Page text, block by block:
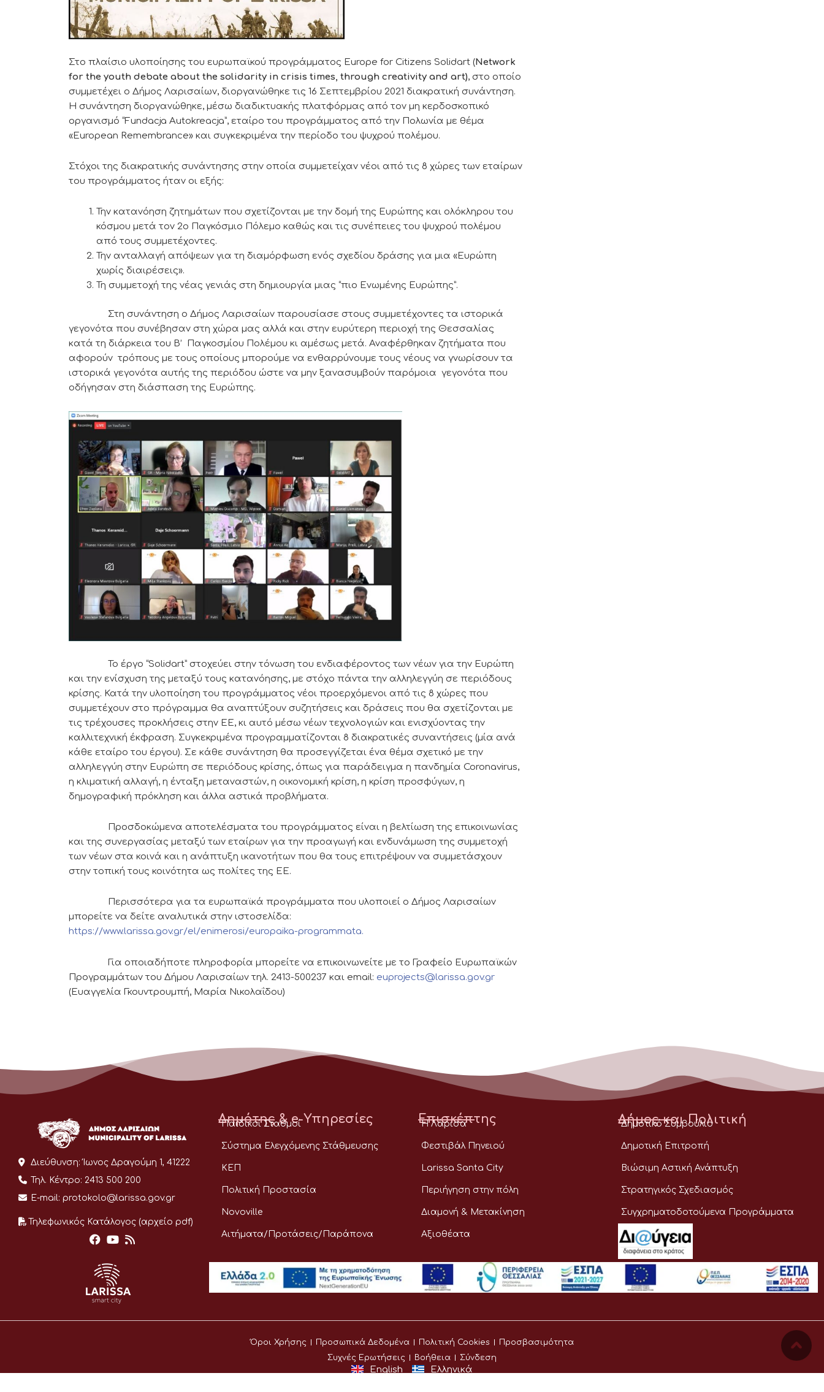
Στο πλαίσιο υλοποίησης του ευρωπαϊκού προγράμματος Europe for Citizens Solidart (Network
for the youth debate about the solidarity in crisis times, through creativity and art), στο οποίο
συμμετέχει ο Δήμος Λαρισαίων, διοργανώθηκε τις 16 Σεπτεμβρίου 2021 διακρατική συνάντηση.
Η συνάντηση διοργανώθηκε, μέσω διαδικτυακής πλατφόρμας από τον μη κερδοσκοπικό
οργανισμό “Fundacja Autokreacja”, εταίρο του προγράμματος από την Πολωνία με θέμα
«European Remembrance» και συγκεκριμένα την περίοδο του ψυχρού πολέμου.
Στόχοι της διακρατικής συνάντησης στην οποία συμμετείχαν νέοι από τις 8 χώρες των εταίρων
του προγράμματος ήταν οι εξής:
Την κατανόηση ζητημάτων που σχετίζονται με την δομή της Ευρώπης και ολόκληρου του
κόσμου μετά τον 2ο Παγκόσμιο Πόλεμο καθώς και τις συνέπειες του ψυχρού πολέμου
από τους συμμετέχοντες.
Την ανταλλαγή απόψεων για τη διαμόρφωση ενός σχεδίου δράσης για μια «Ευρώπη
χωρίς διαιρέσεις».
Τη συμμετοχή της νέας γενιάς στη δημιουργία μιας “πιο Ενωμένης Ευρώπης”.
Στη συνάντηση ο Δήμος Λαρισαίων παρουσίασε στους συμμετέχοντες τα ιστορικά
γεγονότα που συνέβησαν στη χώρα μας αλλά και στην ευρύτερη περιοχή της Θεσσαλίας
κατά τη διάρκεια του Β’ Παγκοσμίου Πολέμου κι αμέσως μετά. Αναφέρθηκαν ζητήματα που
αφορούν τρόπους με τους οποίους μπορούμε να ενθαρρύνουμε τους νέους να γνωρίσουν τα
ιστορικά γεγονότα αυτής της περιόδου ώστε να μην ξανασυμβούν παρόμοια γεγονότα που
οδήγησαν στη διάσπαση της Ευρώπης.
Το έργο “Solidart” στοχεύει στην τόνωση του ενδιαφέροντος των νέων για την Ευρώπη
και την ενίσχυση της μεταξύ τους κατανόησης, με στόχο πάντα την αλληλεγγύη σε περιόδους
κρίσης. Κατά την υλοποίηση του προγράμματος νέοι προερχόμενοι από τις 8 χώρες που
συμμετέχουν στο πρόγραμμα θα αναπτύξουν συζητήσεις και δράσεις που θα σχετίζονται με
τις τρέχουσες προκλήσεις στην ΕΕ, κι αυτό μέσω νέων τεχνολογιών και ενισχύοντας την
καλλιτεχνική έκφραση. Συγκεκριμένα προγραμματίζονται 8 διακρατικές συναντήσεις (μία ανά
κάθε εταίρο του έργου). Σε κάθε συνάντηση θα προσεγγίζεται ένα θέμα σχετικό με την
αλληλεγγύη στην Ευρώπη σε περιόδους κρίσης, όπως για παράδειγμα η πανδημία Coronavirus,
η κλιματική αλλαγή, η ένταξη μεταναστών, η οικονομική κρίση, η κρίση προσφύγων, η
δημογραφική πρόκληση και άλλα αστικά προβλήματα.
Προσδοκώμενα αποτελέσματα του προγράμματος είναι η βελτίωση της επικοινωνίας
και της συνεργασίας μεταξύ των εταίρων για την προαγωγή και ενδυνάμωση της συμμετοχή
των νέων στα κοινά και η ανάπτυξη ικανοτήτων που θα τους επιτρέψουν να συμμετάσχουν
στην τοπική τους κοινότητα ως πολίτες της ΕΕ.
Περισσότερα για τα ευρωπαϊκά προγράμματα που υλοποιεί ο Δήμος Λαρισαίων
μπορείτε να δείτε αναλυτικά στην ιστοσελίδα:
https://www.larissa.gov.gr/el/enimerosi/europaika-programmata.
Για οποιαδήποτε πληροφορία μπορείτε να επικοινωνείτε με το Γραφείο Ευρωπαϊκών
Προγραμμάτων του Δήμου Λαρισαίων τηλ. 2413-500237 και email: euprojects@larissa.gov.gr
(Ευαγγελία Γκουντρουμπή, Μαρία Νικολαΐδου)
Διεύθυνση: Ίωνος Δραγούμη 1, 41222
Τηλ. Κέντρο: 2413 500 200
E-mail: protokolo@larissa.gov.gr
Τηλεφωνικός Κατάλογος (αρχείο pdf)
Δημότης & e-Υπηρεσίες
Παιδικοί Σταθμοί
Σύστημα Ελεγχόμενης Στάθμευσης
ΚΕΠ
Πολιτική Προστασία
Novoville
Αιτήματα/Προτάσεις/Παράπονα
Επισκέπτης
Η Λάρισα
Φεστιβάλ Πηνειού
Larissa Santa City
Περιήγηση στην πόλη
Διαμονή & Μετακίνηση
Αξιοθέατα
Δήμος και Πολιτική
Δημοτικό Συμβούλιο
Δημοτική Επιτροπή
Βιώσιμη Αστική Ανάπτυξη
Στρατηγικός Σχεδιασμός
Συγχρηματοδοτούμενα Προγράμματα
Όροι Χρήσης Προσωπικά Δεδομένα Πολιτική Cookies
Προσβασιμότητα
Συχνές Ερωτήσεις
Βοήθεια Σύνδεση
English Ελληνικά